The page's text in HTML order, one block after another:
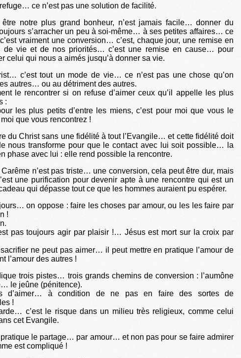
ce n’est pas une solution de facilité.
notre plus grand bonheur, n’est jamais facile… donner du
s’arracher un peu à soi-même… à ses petites affaires… ce
vraiment une conversion… c’est, chaque jour, une remise en
de vie et de nos priorités… c’est une remise en cause… pour
celui qui nous a aimés jusqu’à donner sa vie.
c’est tout un mode de vie… ce n’est pas une chose qu’on
autres… ou au détriment des autres.
le rencontrer si on refuse d’aimer ceux qu’il appelle les plus
:
les plus petits d’entre les miens, c’est pour moi que vous le
que vous rencontrez !
du Christ sans une fidélité à tout l’Evangile… et cette fidélité doit
nous transforme pour que le contact avec lui soit possible… la
phase avec lui : elle rend possible la rencontre.
n’est pas triste… une conversion, cela peut être dur, mais
une purification pour devenir apte à une rencontre qui est un
qui dépasse tout ce que les hommes auraient pu espérer.
on oppose : faire les choses par amour, ou les les faire par
!
pas toujours agir par plaisir !… Jésus est mort sur la croix par
ne peut pas aimer… il peut mettre en pratique l’amour de
l’amour des autres !
trois pistes… trois grands chemins de conversion : l’aumône
le jeûne (pénitence).
d’aimer… à condition de ne pas en faire des sortes de
!
c’est le risque dans un milieu très religieux, comme celui
cet Evangile.
le partage… par amour… et non pas pour se faire admirer
est compliqué !